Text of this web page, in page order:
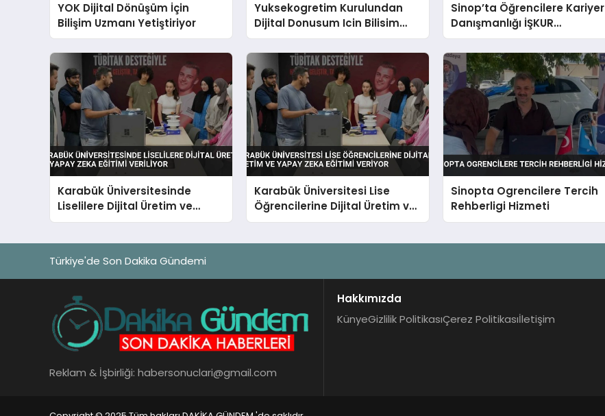
YOK Dijital Dönüşüm İçin
Bilişim Uzmanı Yetiştiriyor
Yuksekogretim Kurulundan
Dijital Donusum Icin Bilisim
Uzmani Yetistirme Hamlesi
Sinop’ta Öğrencilere Kariyer
Danışmanlığı İŞKUR
Tarafından Verildi
Karabük Üniversitesinde
Liselilere Dijital Üretim ve
Yapay Zeka Eğitimi Veriliyor
Karabük Üniversitesi Lise
Öğrencilerine Dijital Üretim ve
Yapay Zeka Eğitimi Veriyor
Sinopta Ogrencilere Tercih
Rehberligi Hizmeti
Türkiye'de Son Dakika Gündemi
Reklam & İşbirliği: habersonuclari@gmail.com
Hakkımızda
KünyeGizlilik PolitikasıÇerez Politikasıİletişim